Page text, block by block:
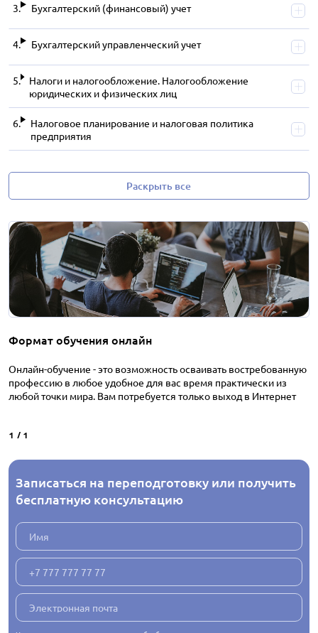
Бухгалтерский (финансовый) учет
Бухгалтерский управленческий учет
Налоги и налогообложение. Налогообложение
юридических и физических лиц
Налоговое планирование и налоговая политика
предприятия
Раскрыть все
Формат обучения онлайн
Онлайн-обучение - это возможность осваивать востребованную
профессию в любое удобное для вас время практически из
любой точки мира. Вам потребуется только выход в Интернет
1 / 1
Записаться на переподготовку или получить
бесплатную консультацию